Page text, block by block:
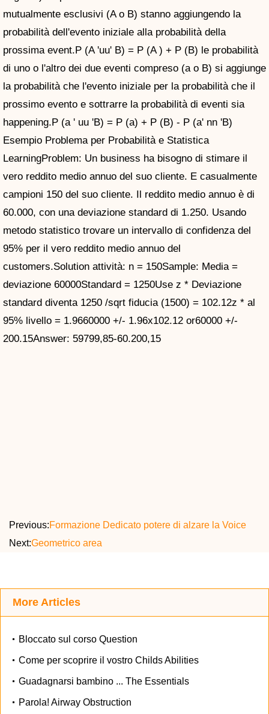
mutualmente esclusivi (A o B) stanno aggiungendo la
probabilità dell'evento iniziale alla probabilità della
prossima event.P (A 'uu' B) = P (A ) + P (B) le probabilità
di uno o l'altro dei due eventi compreso (a o B) si aggiunge
la probabilità che l'evento iniziale per la probabilità che il
prossimo evento e sottrarre la probabilità di eventi sia
happening.P (a ' uu 'B) = P (a) + P (B) - P (a' nn 'B)
Esempio Problema per Probabilità e Statistica
LearningProblem: Un business ha bisogno di stimare il
vero reddito medio annuo del suo cliente. E casualmente
campioni 150 del suo cliente. Il reddito medio annuo è di
60.000, con una deviazione standard di 1.250. Usando
metodo statistico trovare un intervallo di confidenza del
95% per il vero reddito medio annuo del
customers.Solution attività: n = 150Sample: Media =
deviazione 60000Standard = 1250Use z * Deviazione
standard diventa 1250 /sqrt fiducia (1500) = 102.12z * al
95% livello = 1.9660000 +/- 1.96x102.12 or60000 +/-
200.15Answer: 59799,85-60.200,15
Previous:Formazione Dedicato potere di alzare la Voice
Next:Geometrico area
More Articles
Bloccato sul corso Question
Come per scoprire il vostro Childs Abilities
Guadagnarsi bambino ... The Essentials
Parola! Airway Obstruction